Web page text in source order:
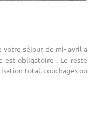
votre séjour, de mi- avril a
est obligatoire . Le reste
total, couchages ou